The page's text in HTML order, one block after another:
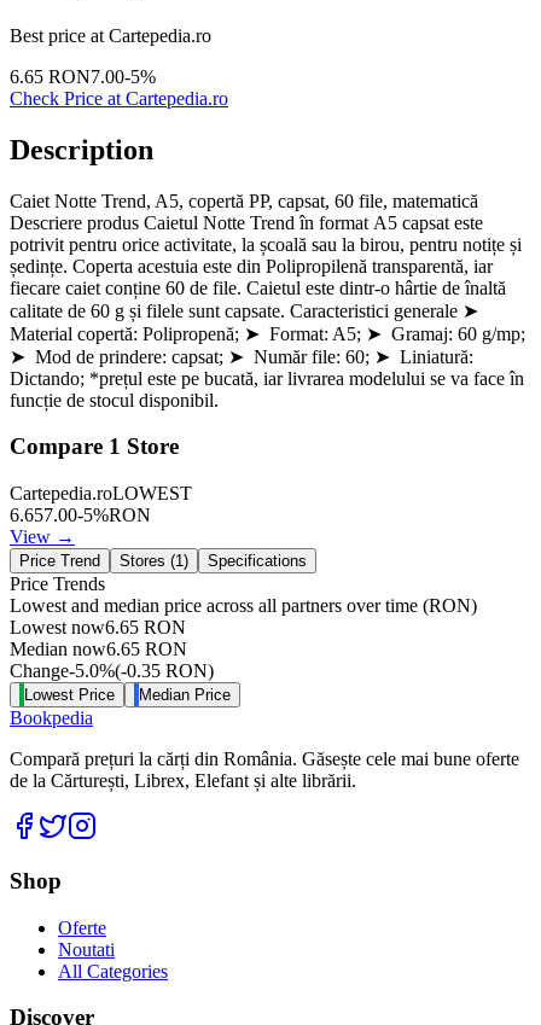
Best price at Cartepedia.ro
6.65 RON7.00-5%
Check Price at Cartepedia.ro
Description
Caiet Notte Trend, A5, copertă PP, capsat, 60 file, matematică
Descriere produs Caietul Notte Trend în format A5 capsat este
potrivit pentru orice activitate, la școală sau la birou, pentru notițe și
ședințe. Coperta acestuia este din Polipropilenă transparentă, iar
fiecare caiet conține 60 de file. Caietul este dintr-o hârtie de înaltă
calitate de 60 g și filele sunt capsate. Caracteristici generale ➤
Material copertă: Polipropenă; ➤ Format: A5; ➤ Gramaj: 60 g/mp;
➤ Mod de prindere: capsat; ➤ Număr file: 60; ➤ Liniatură:
Dictando; *prețul este pe bucată, iar livrarea modelului se va face în
funcție de stocul disponibil.
Compare 1 Store
Cartepedia.roLOWEST
6.657.00-5%RON
View →
Price Trend Stores (1) Specifications
Price Trends
Lowest and median price across all partners over time (RON)
Lowest now6.65 RON
Median now6.65 RON
Change-5.0%(-0.35 RON)
Lowest Price Median Price
Bookpedia
Compară prețuri la cărți din România. Găsește cele mai bune oferte
de la Cărturești, Librex, Elefant și alte librării.
Facebook
Twitter
Shop
Oferte
Noutati
All Categories
Discover